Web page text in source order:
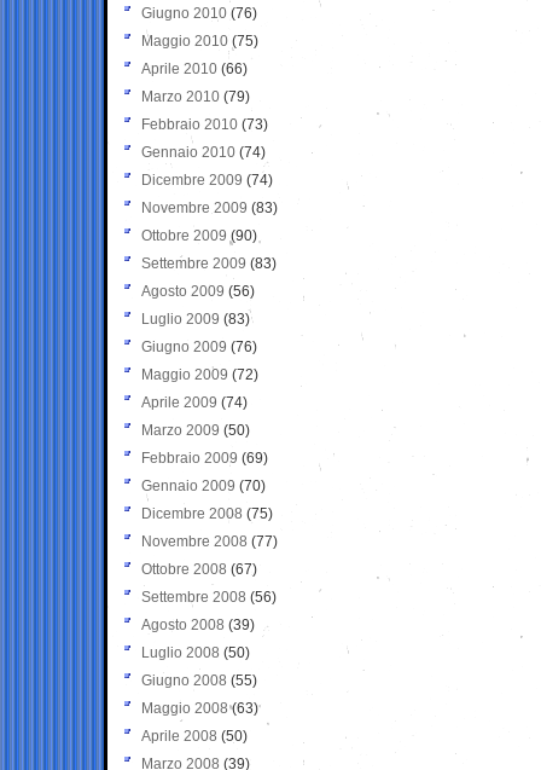
Giugno 2010 (76)
Maggio 2010 (75)
Aprile 2010 (66)
Marzo 2010 (79)
Febbraio 2010 (73)
Gennaio 2010 (74)
Dicembre 2009 (74)
Novembre 2009 (83)
Ottobre 2009 (90)
Settembre 2009 (83)
Agosto 2009 (56)
Luglio 2009 (83)
Giugno 2009 (76)
Maggio 2009 (72)
Aprile 2009 (74)
Marzo 2009 (50)
Febbraio 2009 (69)
Gennaio 2009 (70)
Dicembre 2008 (75)
Novembre 2008 (77)
Ottobre 2008 (67)
Settembre 2008 (56)
Agosto 2008 (39)
Luglio 2008 (50)
Giugno 2008 (55)
Maggio 2008(63)
Aprile 2008 (50)
Marzo 2008 (39)